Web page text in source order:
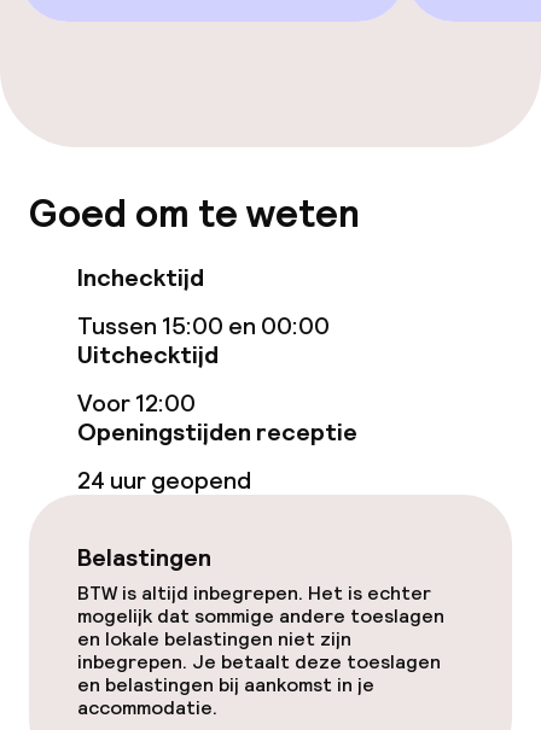
Beleid
Goed om te weten
Inchecktijd
Tussen 15:00 en 00:00
Uitchecktijd
Voor 12:00
Openingstijden receptie
24 uur geopend
Belastingen
BTW is altijd inbegrepen. Het is echter
mogelijk dat sommige andere toeslagen
en lokale belastingen niet zijn
inbegrepen. Je betaalt deze toeslagen
en belastingen bij aankomst in je
accommodatie.